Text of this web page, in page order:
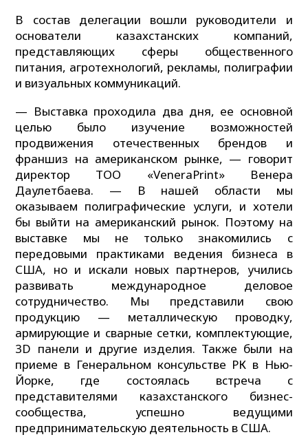
В состав делегации вошли руководители и
основатели казахстанских компаний,
представляющих сферы общественного
питания, агротехнологий, рекламы, полиграфии
и визуальных коммуникаций.
— Выставка проходила два дня, ее основной
целью было изучение возможностей
продвижения отечественных брендов и
франшиз на американском рынке, — говорит
директор ТОО «VeneraPrint» Венера
Даулетбаева. — В нашей области мы
оказываем полиграфические услуги, и хотели
бы выйти на американский рынок. Поэтому на
выставке мы не только знакомились с
передовыми практиками ведения бизнеса в
США, но и искали новых партнеров, учились
развивать международное деловое
сотрудничество. Мы представили свою
продукцию — металлическую проводку,
армирующие и сварные сетки, комплектующие,
3D панели и другие изделия. Также были на
приеме в Генеральном консульстве РК в Нью-
Йорке, где состоялась встреча с
представителями казахстанского бизнес-
сообщества, успешно ведущими
предпринимательскую деятельность в США.